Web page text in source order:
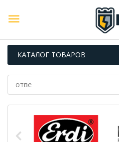
КАТАЛОГ ТОВАРОВ